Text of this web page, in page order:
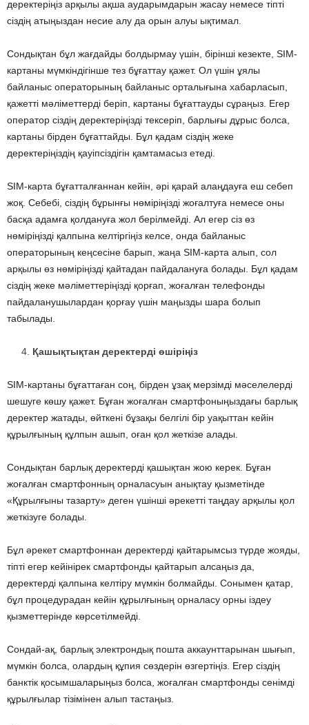
деректеріңіз арқылы ақша аударымдарын жасау немесе тіпті
сіздің атыңыздан несие алу да орын алуы ықтимал.
Сондықтан бұл жағдайды болдырмау үшін, бірінші кезекте, SIM-
картаны мүмкіндігінше тез бұғаттау қажет. Ол үшін ұялы
байланыс операторының байланыс орталығына хабарласып,
қажетті мәліметтерді беріп, картаны бұғаттауды сұраңыз. Егер
оператор сіздің деректеріңізді тексеріп, барлығы дұрыс болса,
картаны бірден бұғаттайды. Бұл қадам сіздің жеке
деректеріңіздің қауіпсіздігін қамтамасыз етеді.
SIM-карта бұғатталғаннан кейін, әрі қарай алаңдауға еш себеп
жоқ. Себебі, сіздің бұрынғы нөміріңізді жоғалтуға немесе оны
басқа адамға қолдануға жол берілмейді. Ал егер сіз өз
нөміріңізді қалпына келтіргіңіз келсе, онда байланыс
операторының кеңсесіне барып, жаңа SIM-карта алып, сол
арқылы өз нөміріңізді қайтадан пайдалануға болады. Бұл қадам
сіздің жеке мәліметтеріңізді қорғап, жоғалған телефонды
пайдаланушылардан қорғау үшін маңызды шара болып
табылады.
Қашықтықтан деректерді өшіріңіз
SIM-картаны бұғаттаған соң, бірден ұзақ мерзімді мәселелерді
шешуге көшу қажет. Бұған жоғалған смартфоныңыздағы барлық
деректер жатады, өйткені бұзақы белгілі бір уақыттан кейін
құрылғының құлпын ашып, оған қол жеткізе алады.
Сондықтан барлық деректерді қашықтан жою керек. Бұған
жоғалған смартфонның орналасуын анықтау қызметінде
«Құрылғыны тазарту» деген үшінші әрекетті таңдау арқылы қол
жеткізуге болады.
Бұл әрекет смартфоннан деректерді қайтарымсыз түрде жояды,
тіпті егер кейінірек смартфонды қайтарып алсаңыз да,
деректерді қалпына келтіру мүмкін болмайды. Сонымен қатар,
бұл процедурадан кейін құрылғының орналасу орны іздеу
қызметтерінде көрсетілмейді.
Сондай-ақ, барлық электрондық пошта аккаунттарынан шығып,
мүмкін болса, олардың құпия сөздерін өзгертіңіз. Егер сіздің
банктік қосымшаларыңыз болса, жоғалған смартфонды сенімді
құрылғылар тізімінен алып тастаңыз.